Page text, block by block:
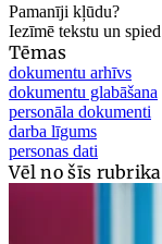
Pamanīji kļūdu?
Iezīmē tekstu un
Tēmas
dokumentu arhīvs
dokumentu glabāšana
personāla dokumenti
darba līgums
personas dati
Vēl no šīs